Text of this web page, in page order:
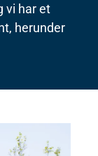
vi har et
herunder